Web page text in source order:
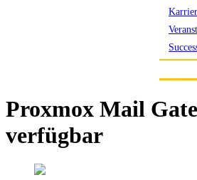
Proxmox Mail
verfügbar